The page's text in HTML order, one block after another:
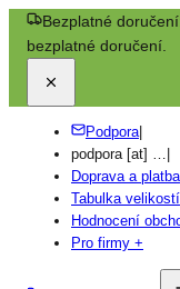
Bezplatné
bezplatné doručení.
Podpora|
podpora[at] …
Doprava a platba
Tabulka velikostí
Hodnocení
Pro firmy +